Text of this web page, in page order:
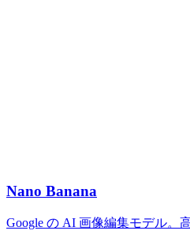
Nano Banana
Google の AI 画像編集モデル。